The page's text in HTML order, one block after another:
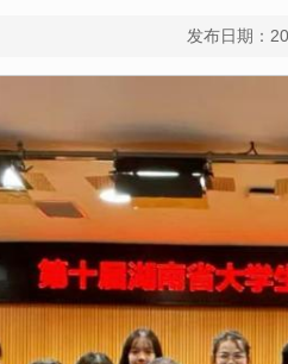
发布日期：